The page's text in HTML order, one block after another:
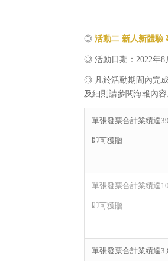
◎ 活動二 新人新體驗
◎ 活動日期：2022年8
◎ 凡於活動期間內完
及細則請參閱海報內容
單張發票合計業績達
即可獲贈
單張發票合計業績達
即可獲贈
單張發票合計業績達